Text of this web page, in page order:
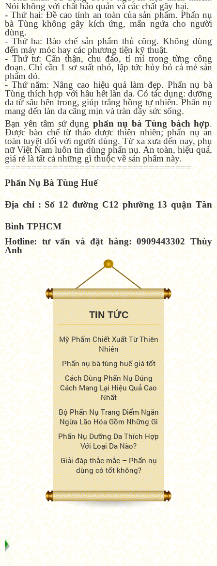
Nói không với chất bảo quản và các chất gây hại.
- Thứ hai: Đề cao tính an toàn của sản phẩm. Phấn nụ
bà Tùng không gây kích ứng, mẩn ngứa cho người
dùng.
- Thứ ba: Bào chế sản phẩm thủ công. Không dùng
đến máy móc hay các phương tiện kỹ thuật.
- Thứ tư: Cẩn thận, chu đáo, tỉ mỉ trong từng công
đoạn. Chỉ cần 1 sơ suất nhỏ, lập tức hủy bỏ cả mẻ sản
phẩm đó.
- Thứ năm: Nâng cao hiệu quả làm đẹp. Phấn nụ bà
Tùng thích hợp với hầu hết làn da. Có tác dụng: dưỡng
da từ sâu bên trong, giúp trắng hồng tự nhiên. Phấn nụ
mang đến làn da căng mịn và tràn đầy sức sống.
Bạn yên tâm sử dụng phấn nụ bà Tùng bách hợp.
Được bào chế từ thảo dược thiên nhiên; phấn nụ an
toàn tuyệt đối với người dùng. Từ xa xưa đến nay, phụ
nữ Việt Nam luôn tin dùng phấn nụ. An toàn, hiệu quả,
giá rẻ là tất cả những gì thuộc về sản phẩm này.
===================================
Phấn Nụ Bà Tùng Huế
Địa chỉ : Số 12 đường C12 phường 13 quận Tân
Bình TPHCM
Hotline: tư vấn và đặt hàng: 0909443302 Thùy
Anh
TIN TỨC
Mỹ Phẩm Chiết Xuất Từ Thiên
Nhiên
Phấn nụ bà tùng huế giá tốt
Cách Dùng Phấn Nụ Đúng
Cách Mang Lại Hiệu Quả Cao
Nhất
Bộ Phấn Nụ Trang Điểm Ngăn
Ngừa Lão Hóa Gồm Những Gì
Phấn Nụ Dưỡng Da Thích Hợp
Với Loại Da Nào?
Giải đáp thắc mắc – Phấn nụ
dùng có tốt không?